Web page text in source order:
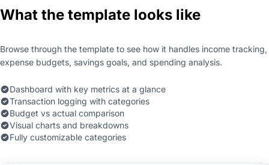
What the template looks like
Browse through the template to see how it handles income tracking,
expense budgets, savings goals, and spending analysis.
Dashboard with key metrics at a glance
Transaction logging with categories
Budget vs actual comparison
Visual charts and breakdowns
Fully customizable categories